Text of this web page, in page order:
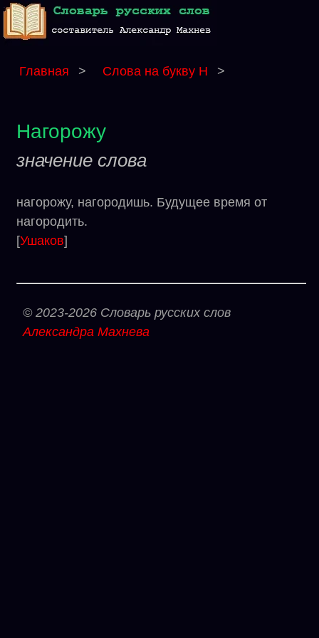
Главная > Слова на букву Н >
Нагорожу
значение слова
нагорожу, нагородишь. Будущее время от
нагородить.
[Ушаков]
© 2023-2026 Словарь русских слов
Александра Махнева